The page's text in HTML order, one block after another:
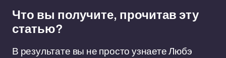
Что вы получите, прочитав эту
статью?
В результате вы не просто узнаете Любэ